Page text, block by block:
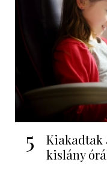
5
Kiakadtak
kislány